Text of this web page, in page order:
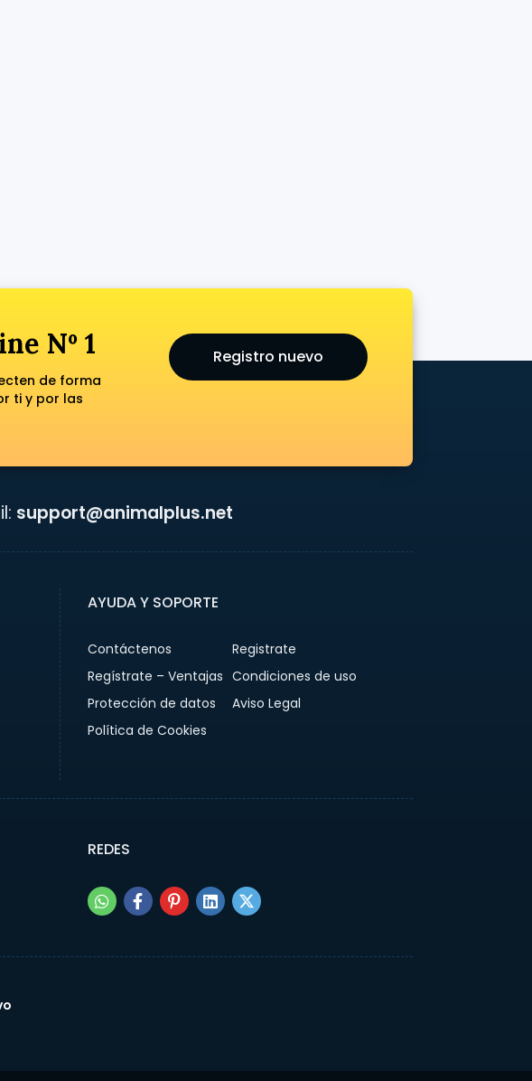
Nº 1
de forma
ti y por las
Registro nuevo
support@animalplus.net
AYUDA Y SOPORTE
Contáctenos
Registrate
Regístrate – Ventajas Condiciones de uso
Protección de datos
Aviso Legal
Política de Cookies
REDES